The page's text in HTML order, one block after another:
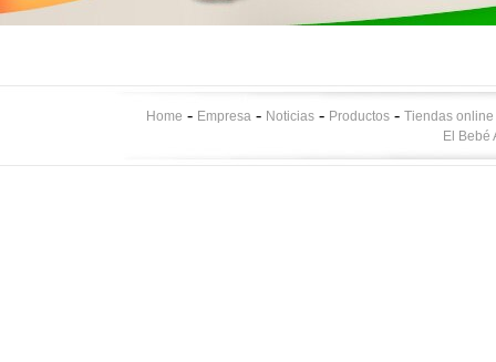
Home - Empresa - Noticias - Productos - Tiendas online
El Bebé